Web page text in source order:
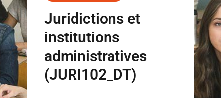
Juridictions et
institutions
administratives
(JURI102_DT)